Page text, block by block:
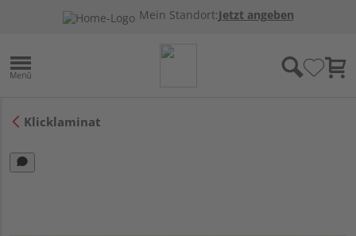
Mein Standort:Jetzt angeben
Klicklaminat